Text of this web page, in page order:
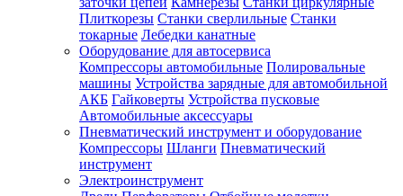
Плиткорезы Станки сверлильные Станки
токарные Лебедки канатные
Оборудование для автосервиса
Компрессоры автомобильные Полировальные
машины Устройства зарядные для автомобильной
АКБ Гайковерты Устройства пусковые
Автомобильные аксессуары
Пневматический инструмент и оборудование
Компрессоры Шланги Пневматический
инструмент
Электроинструмент